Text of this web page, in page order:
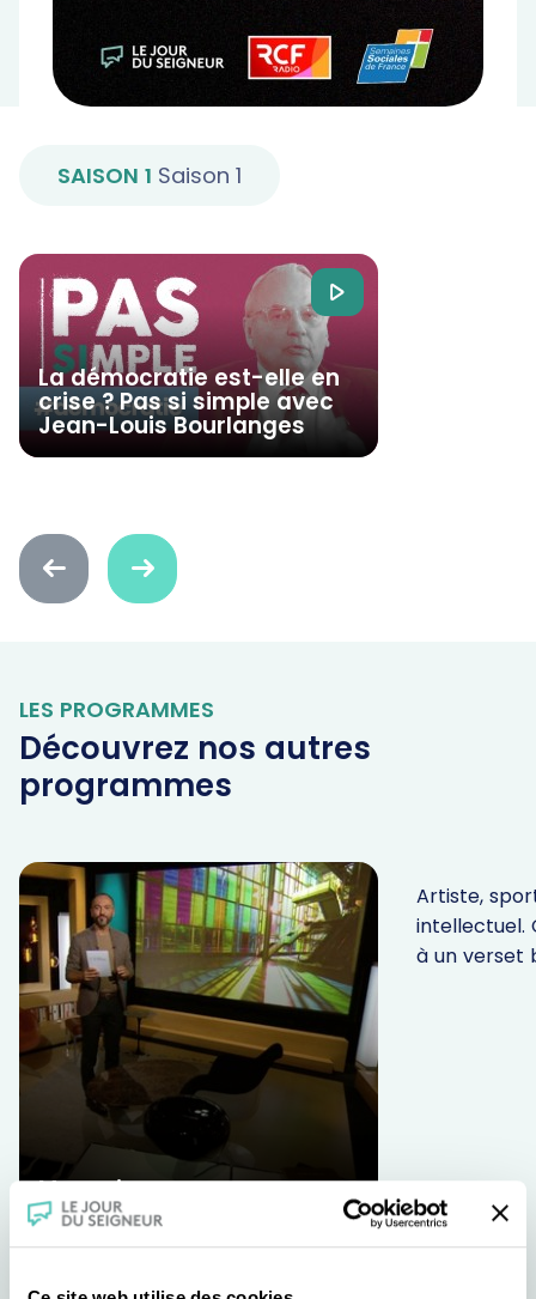
SAISON 1 Saison 1
La démocratie est-elle en
crise ? Pas si simple avec
Jean-Louis Bourlanges
Faire
défiler
Faire
défiler
LES PROGRAMMES
Découvrez nos autres
programmes
Magazines
Chaque semaine, David Milliat
rencontre ceux qui donnent sens
Artiste,
intellectuel.
à un verset